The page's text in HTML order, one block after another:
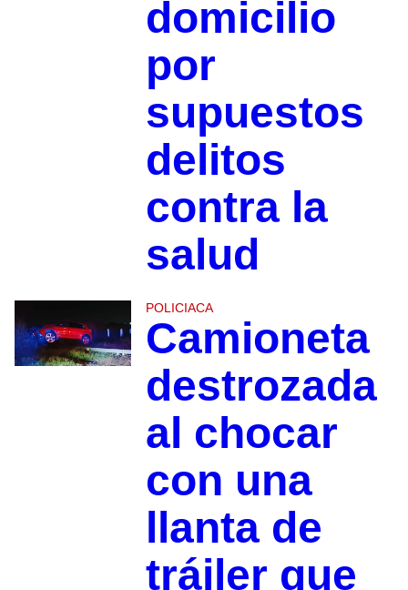
domicilio
por
supuestos
delitos
contra la
salud
POLICIACA
Camioneta
destrozada
al chocar
con una
llanta de
tráiler que